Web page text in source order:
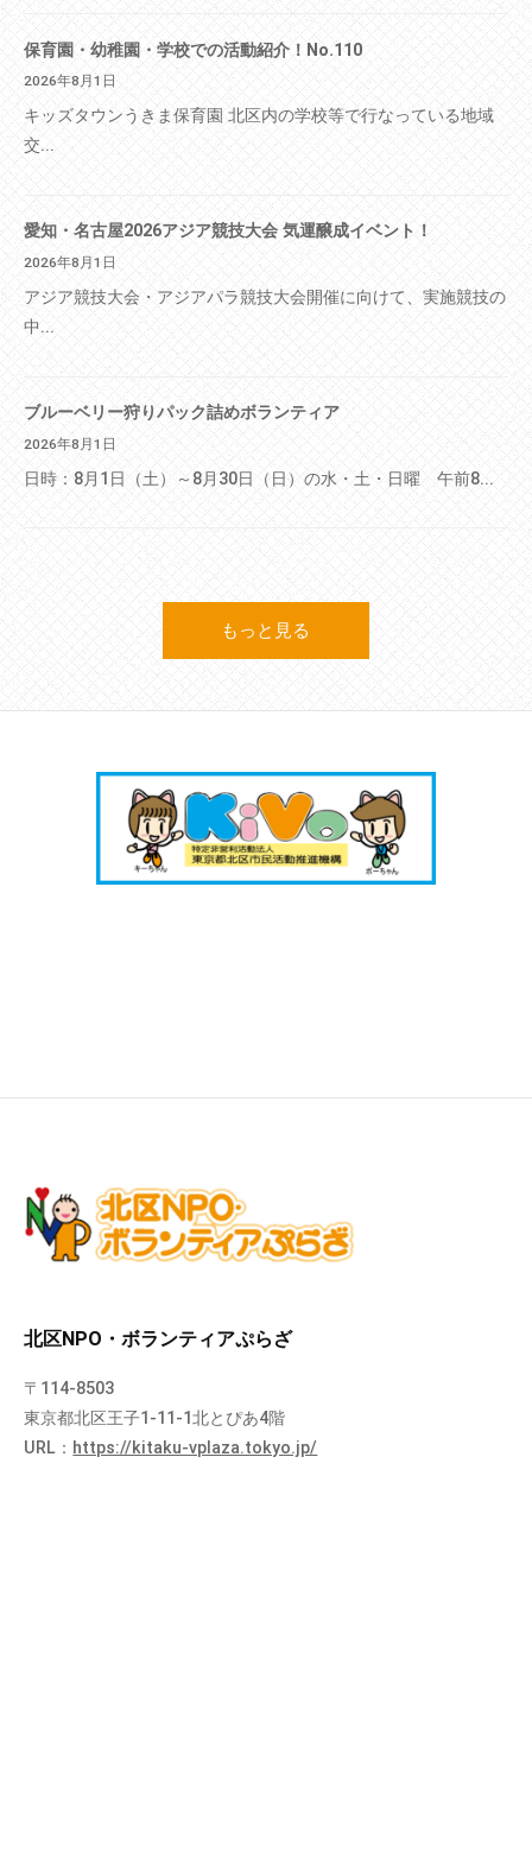
保育園・幼稚園・学校での活動紹介！No.110
2026年8月1日
キッズタウンうきま保育園 北区内の学校等で行なっている地域
交...
愛知・名古屋2026アジア競技大会 気運醸成イベント！
2026年8月1日
アジア競技大会・アジアパラ競技大会開催に向けて、実施競技の
中...
ブルーベリー狩りパック詰めボランティア
2026年8月1日
日時：8月1日（土）～8月30日（日）の水・土・日曜 午前8...
もっと見る
北区NPO・ボランティアぷらざ
〒114-8503
東京都北区王子1-11-1北とぴあ4階
URL： https://kitaku-vplaza.tokyo.jp/